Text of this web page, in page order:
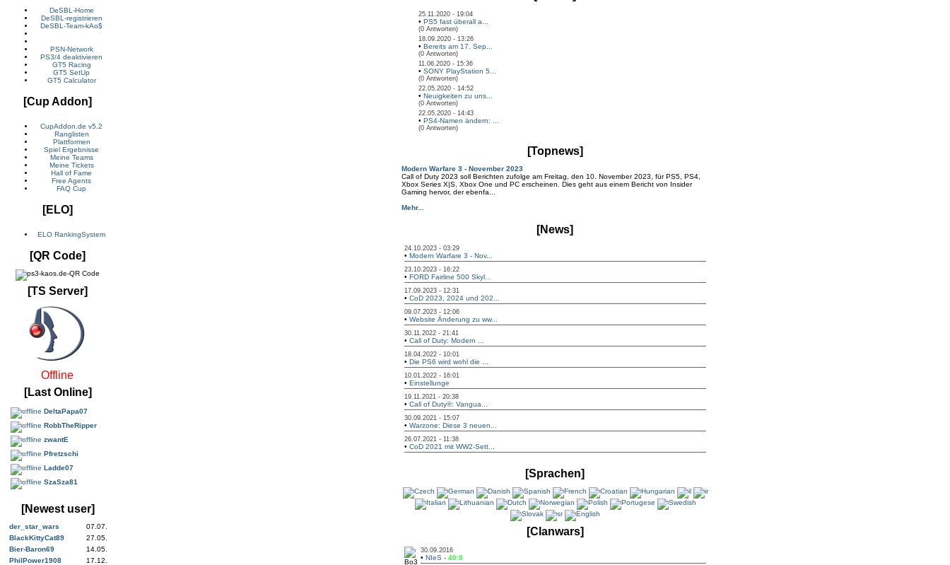
DeSBL-Home
DeSBL-registrieren
DeSBL-Team-kAo$
PSN-Network
PS3/4 deaktivieren
GT5 Racing
GT5 SetUp
GT5 Calculator
[Cup Addon]
CupAddon.de v5.2
Ranglisten
Plattformen
Spiel Ergebnisse
Meine Teams
Meine Tickets
Hall of Fame
Free Agents
FAQ Cup
[ELO]
ELO RankingSystem
[QR Code]
[TS Server]
Offline
[Last Online]
DeltaPapa07
RobbTheRipper
zwantE
Pfretzschi
Ladde07
SzaSza81
[Newest user]
der_star_wars
07.07.
BlackKittyCat89
27.05.
Bier-Baron69
14.05.
PhilPower1908
17.12.
25.11.2020 - 19:04
• PS5 fast überall a...
(0 Antworten)
18.09.2020 - 13:26
• Bereits am 17. Sep...
(0 Antworten)
11.06.2020 - 15:36
• SONY PlayStation 5...
(0 Antworten)
22.05.2020 - 14:52
• Neuigkeiten zu uns...
(0 Antworten)
22.05.2020 - 14:43
• PS4-Namen ändern: ...
(0 Antworten)
[Topnews]
Modern Warfare 3 - November 2023
Call of Duty 2023 soll Berichten zufolge am Freitag, den 10. November 2023, für PS5, PS4,
Xbox Series X|S, Xbox One und PC erscheinen. Dies geht aus einem Bericht von Insider
Gaming hervor, der ebenfa...
Mehr...
[News]
24.10.2023 - 03:29
• Modern Warfare 3 - Nov...
23.10.2023 - 16:22
• FORD Fairline 500 Skyl...
17.09.2023 - 12:31
• CoD 2023, 2024 und 202...
09.07.2023 - 12:06
• Website Änderung zu ww...
30.11.2022 - 21:41
• Call of Duty: Modern ...
18.04.2022 - 10:01
• Die PS6 wird wohl die ...
10.01.2022 - 16:01
• Einstellunge
19.11.2021 - 20:38
• Call of Duty®: Vangua...
30.09.2021 - 15:07
• Warzone: Diese 3 neuen...
26.07.2021 - 11:38
• CoD 2021 mit WW2-Sett...
[Sprachen]
[Clanwars]
30.09.2016
• NIeS - 40:0